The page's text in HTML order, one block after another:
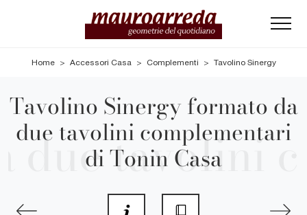
Home > Accessori Casa > Complementi > Tavolino Sinergy
Tavolino Sinergy formato da
due tavolini complementari
di Tonin Casa